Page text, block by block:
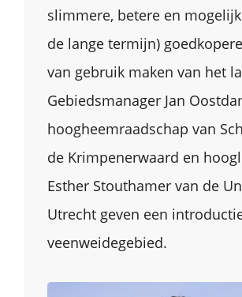
slimmere, betere en
de lange termijn)
van gebruik maken van het
Gebiedsmanager Jan
hoogheemraadschap van
de Krimpenerwaard en
Esther Stouthamer van de
Utrecht geven een
veenweidegebied.